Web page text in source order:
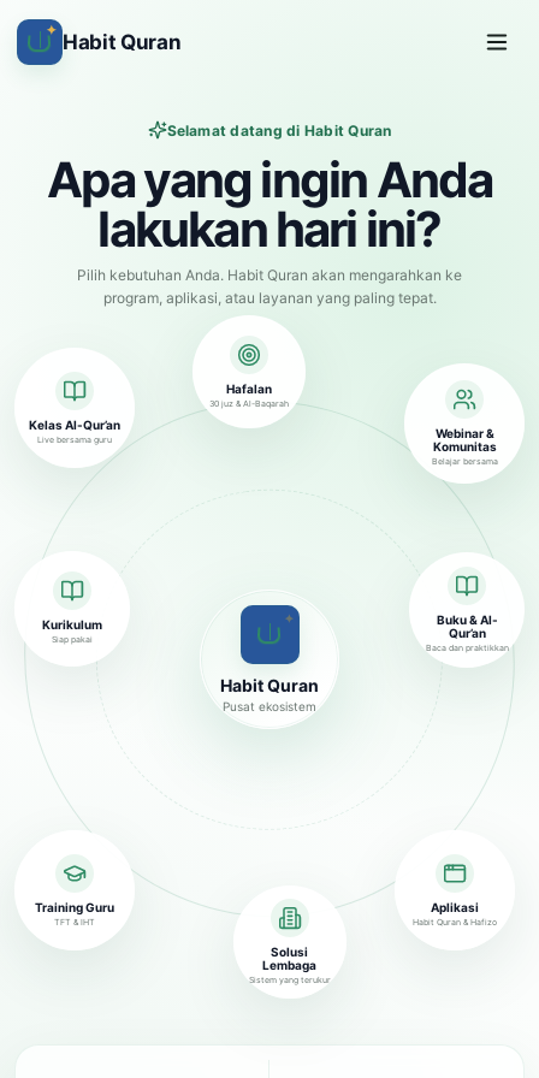
✦ Habit Quran
Selamat datang di Habit Quran
Apa yang ingin Anda
lakukan hari ini?
Pilih kebutuhan Anda. Habit Quran akan mengarahkan ke
program, aplikasi, atau layanan yang paling tepat.
✦
Habit Quran
Pusat ekosistem
Kelas Al-Qur’an
Live bersama guru
Hafalan
30 juz & Al-Baqarah
Buku & Al-
Qur’an
Baca dan praktikkan
Training Guru
TFT & IHT
Solusi
Lembaga
Sistem yang terukur
Kurikulum
Siap pakai
Aplikasi
Habit Quran & Hafizo
Webinar &
Komunitas
Belajar bersama